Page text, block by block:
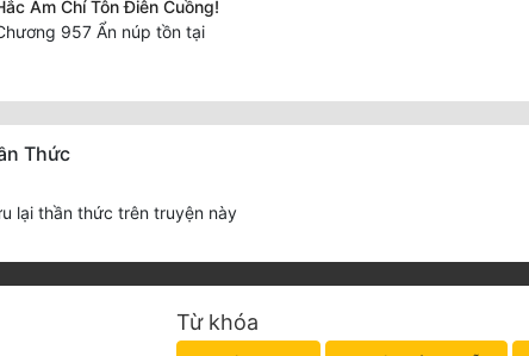
Ám Chí Tôn Điên Cuồng!
957 Ẩn núp tồn tại
Thức
lại thần thức trên truyện này
Từ khóa